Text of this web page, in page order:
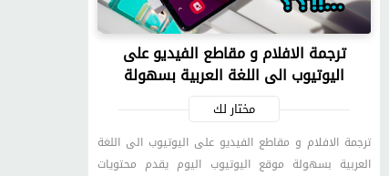
ترجمة الافلام و مقاطع الفيديو على
اليوتيوب الى اللغة العربية بسهولة
مختار لك
ترجمة الافلام و مقاطع الفيديو على اليوتيوب الى اللغة
العربية بسهولة موقع اليوتيوب اليوم يقدم محتويات